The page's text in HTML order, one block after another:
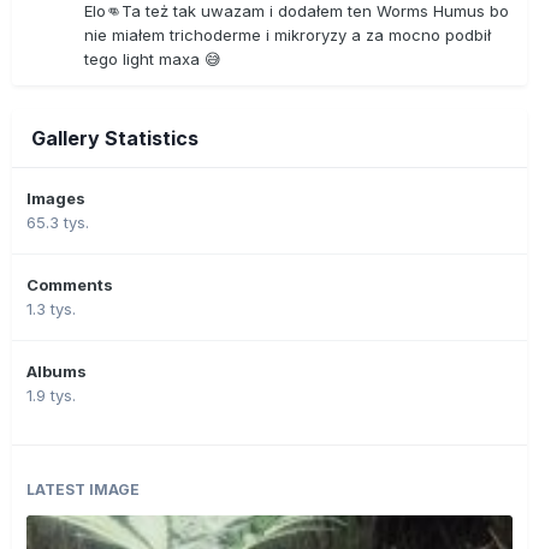
Elo👊Ta też tak uwazam i dodałem ten Worms Humus bo
nie miałem trichoderme i mikroryzy a za mocno podbił
tego light maxa 😅
Gallery Statistics
Images
65.3 tys.
Comments
1.3 tys.
Albums
1.9 tys.
LATEST IMAGE